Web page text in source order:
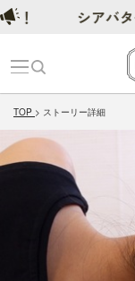
TOP ストーリー詳細
シアバタ